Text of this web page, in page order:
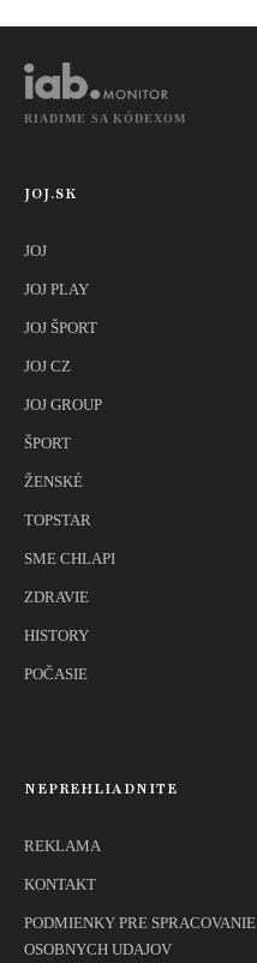
RIADIME SA KÓDEXOM
JOJ.SK
JOJ
JOJ PLAY
JOJ ŠPORT
JOJ CZ
JOJ GROUP
ŠPORT
ŽENSKÉ
TOPSTAR
SME CHLAPI
ZDRAVIE
HISTORY
POČASIE
NEPREHLIADNITE
REKLAMA
KONTAKT
PODMIENKY PRE SPRACOVANIE
OSOBNYCH UDAJOV